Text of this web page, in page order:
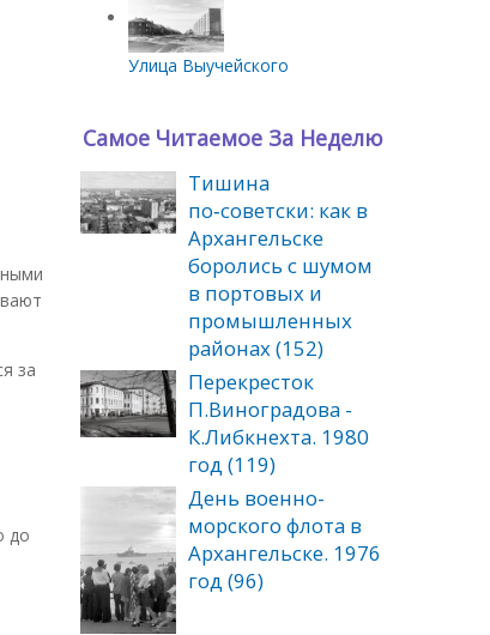
за
до
Улица Выучейского
Самое Читаемое За Неделю
Тишина
по‑советски: как в
Архангельске
боролись с шумом
в портовых и
промышленных
районах (152)
Перекресток
П.Виноградова -
К.Либкнехта. 1980
год (119)
День военно-
морского флота в
Архангельске. 1976
год (96)